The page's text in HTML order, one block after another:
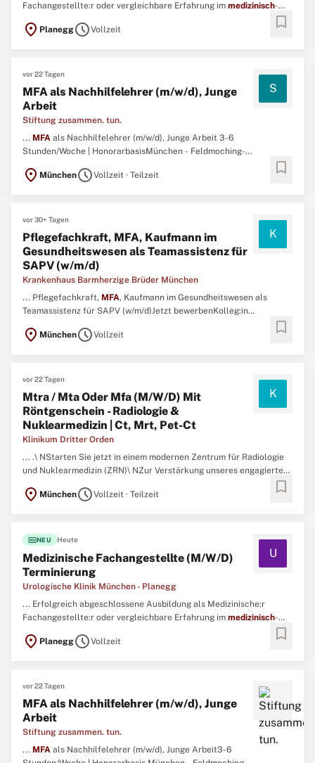
Fachangestellte:r oder vergleichbare Erfahrung im medizinisch-
Umgang mit unseren Patient:innen gemäß unserer Philosophie\ N
location_on PlaneggscheduleVollzeit bookmark
vor 22 Tagen
MFA als Nachhilfelehrer (m/w/d), Junge
Arbeit
Stiftung zusammen. tun.
S
... MFA als Nachhilfelehrer (m/w/d), Junge Arbeit 3-6
Stunden/Woche | HonorarbasisMünchen - Feldmoching-
Stunden/Woche (nach Vereinbarung)Das sind wirJunge Arbeit bietet
location_on MünchenscheduleVollzeit · Teilzeit bookmark
vor 30+ Tagen
Pflegefachkraft, MFA, Kaufmann im
Gesundheitswesen als Teamassistenz für
SAPV (w/m/d)
Krankenhaus Barmherzige Brüder München
K
... Pflegefachkraft, MFA, Kaufmann im Gesundheitswesen als
Teamassistenz für SAPV (w/m/d)Jetzt bewerbenKolleg:in
langweilig? Sie sind nicht nur administrativer Allrounder, sondern
location_on MünchenscheduleVollzeit bookmark
vor 22 Tagen
Mtra / Mta Oder Mfa (M/W/D) Mit
Röntgenschein - Radiologie &
Nuklearmedizin | Ct, Mrt, Pet-Ct
Klinikum Dritter Orden
K
... .\ NStarten Sie jetzt in einem modernen Zentrum für Radiologie
und Nuklearmedizin (ZRN)\ NZur Verstärkung unseres engagierten
Teams suchen wir ab sofort eine motivierte Fachkraft als MTRA,
MTA oderMFA(m/w/d) mit Röntgenschein, egal ob Berufseinsteiger
location_on MünchenscheduleVollzeit · Teilzeit bookmark
fiber_newNEU Heute
Medizinische Fachangestellte (M/W/D)
Terminierung
Urologische Klinik München - Planegg
U
... Erfolgreich abgeschlossene Ausbildung als Medizinische:r
Fachangestellte:r oder vergleichbare Erfahrung im medizinisch-
Umgang mit unseren Patient:innen gemäß unserer Philosophie\ N
location_on PlaneggscheduleVollzeit bookmark
vor 22 Tagen
MFA als Nachhilfelehrer (m/w/d), Junge
Arbeit
Stiftung zusammen. tun.
... MFA als Nachhilfelehrer (m/w/d), Junge Arbeit3-6